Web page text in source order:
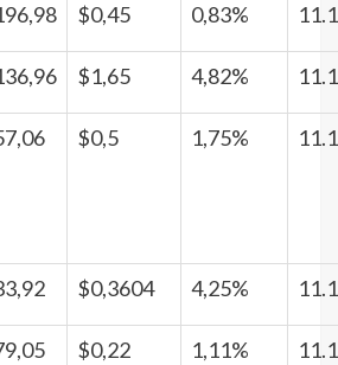
$0,45 0,83%
$1,65 4,82%
$0,5 1,75%
$0,3604 4,25%
$0,22 1,11%